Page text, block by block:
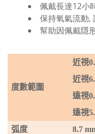
佩戴長達12小
保持氧氣流動,
幫助因佩戴隱
度數範圍
近視0.
近視
遠視
遠視
弧度
8.7